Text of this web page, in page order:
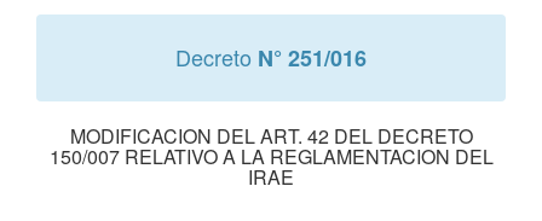
Decreto N° 251/016
MODIFICACION DEL ART. 42 DEL DECRETO
150/007 RELATIVO A LA REGLAMENTACION DEL
IRAE